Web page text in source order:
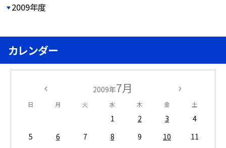
2009年度
カレンダー
2009年7月
日 月 火 水 木 金 土
1 2 3
4
5
6 7 8 9 10
11